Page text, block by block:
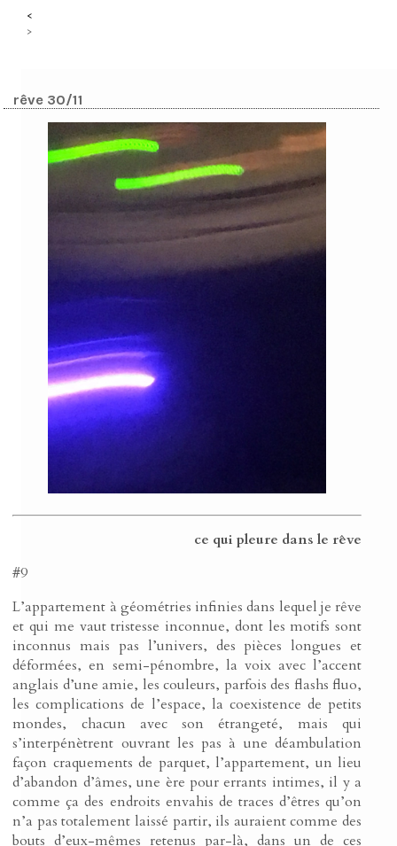
<
>
rêve 30/11
ce qui pleure dans le rêve
#9
L’appartement à géométries infinies dans lequel je rêve
et qui me vaut tristesse inconnue, dont les motifs sont
inconnus mais pas l’univers, des pièces longues et
déformées, en semi-pénombre, la voix avec l’accent
anglais d’une amie, les couleurs, parfois des flashs fluo,
les complications de l’espace, la coexistence de petits
mondes, chacun avec son étrangeté, mais qui
s’interpénètrent ouvrant les pas à une déambulation
façon craquements de parquet, l’appartement, un lieu
d’abandon d’âmes, une ère pour errants intimes, il y a
comme ça des endroits envahis de traces d’êtres qu’on
n’a pas totalement laissé partir, ils auraient comme des
bouts d’eux-mêmes retenus par-là, dans un de ces